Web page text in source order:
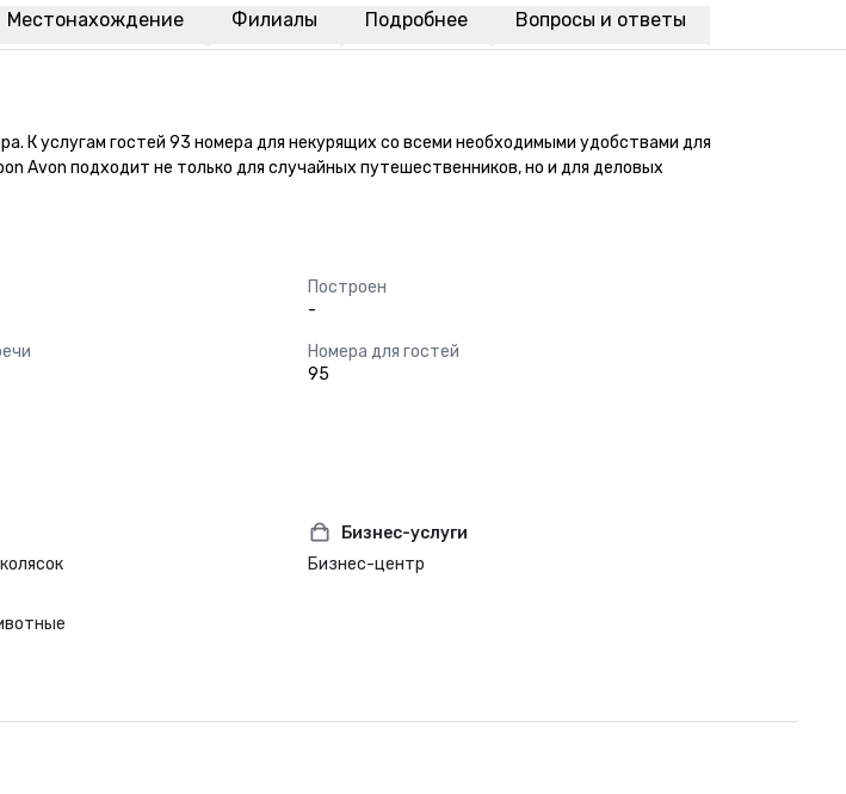
Местонахождение Филиалы Подробнее Вопросы и ответы
К услугам гостей 93 номера для некурящих со всеми необходимыми удобствами для
Avon подходит не только для случайных путешественников, но и для деловых
Построен
-
Номера для гостей
95
Бизнес-услуги
Бизнес-центр